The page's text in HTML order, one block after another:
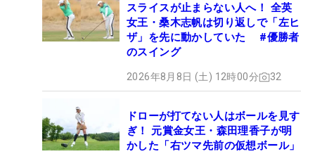
スライスが止まらない人へ！ 全英
女王・桑木志帆は切り返しで「左ヒ
ザ」を先に動かしていた #優勝者
のスイング
2026年8月8日 (土) 12時00分 32
ドローが打てない人はボールを見す
ぎ！ 元賞金女王・森田理香子が明
かした「右ツマ先前の仮想ボール」